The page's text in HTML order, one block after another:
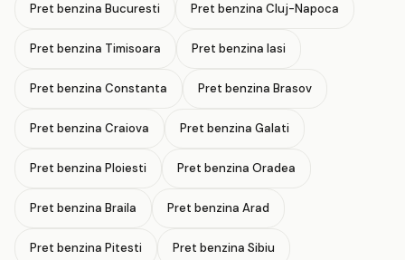
Pret benzina Bucuresti Pret benzina Cluj-Napoca
Pret benzina Timisoara Pret benzina Iasi
Pret benzina Constanta Pret benzina Brasov
Pret benzina Craiova Pret benzina Galati
Pret benzina Ploiesti Pret benzina Oradea
Pret benzina Braila Pret benzina Arad
Pret benzina Pitesti Pret benzina Sibiu